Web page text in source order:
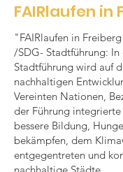
FAIRlaufen in
"FAIRlaufen in
/SDG- Stadtführung: In
Stadtführung wird auf
nachhaltigen
Vereinten Nationen,
der Führung integrierte
bessere Bildung,
bekämpfen, dem
entgegentreten und